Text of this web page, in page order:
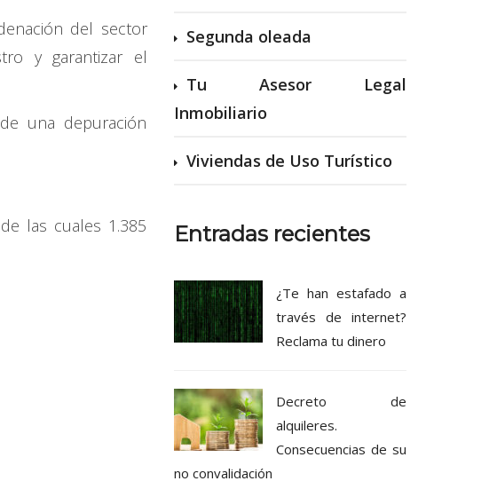
del sector
y garantizar el
una depuración
las cuales 1.385
Segunda oleada
Tu Asesor Legal
Inmobiliario
Viviendas de Uso Turístico
Entradas recientes
¿Te han estafado a
través de internet?
Reclama tu dinero
Decreto de
alquileres.
Consecuencias de su
no convalidación